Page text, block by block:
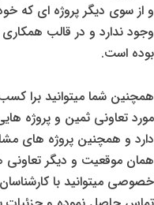
و از سوی دیگر پروژه ای که
وجود ندارد و در قالب همکاری
بوده است.
همچنین شما میتوانید برا
مورد تعاونی ثمین و پروژه
دارد و همچنین پروژه های
همان موقعیت و دیگر تعاونی
خصوصی میتوانید با